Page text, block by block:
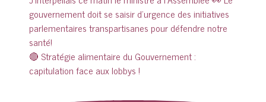
🔴 Stratégie alimentaire du Gouvernement :
capitulation face aux lobbys !